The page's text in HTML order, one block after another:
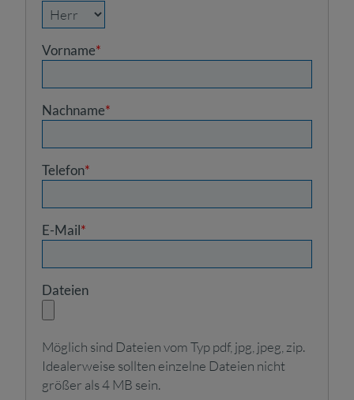
Vorname*
Nachname*
Telefon*
E-Mail*
Dateien
Möglich sind Dateien vom Typ pdf, jpg, jpeg, zip.
Idealerweise sollten einzelne Dateien nicht
größer als 4 MB sein.